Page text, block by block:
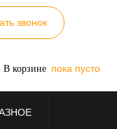
звонок
В корзине пока пусто